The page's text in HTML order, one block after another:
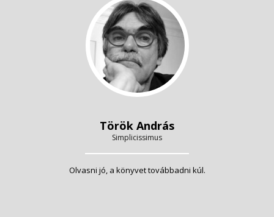
Török András
Simplicissimus
Olvasni jó, a könyvet továbbadni kúl.